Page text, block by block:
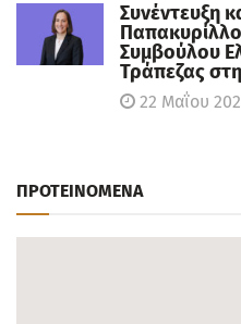
Συνέντευξη
Συμβούλου
Τράπεζας
22 Μαΐου
ΠΡΟΤΕΙΝΟΜΕΝΑ